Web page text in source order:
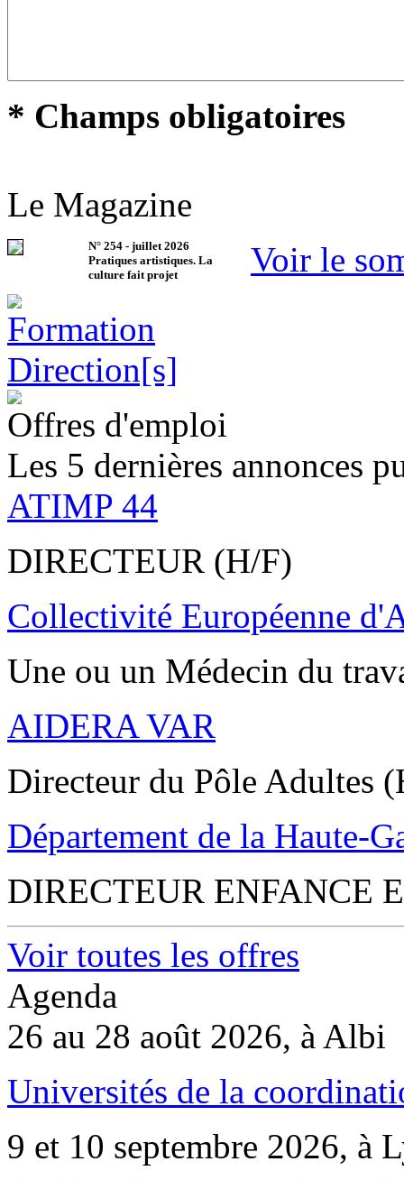
* Champs obligatoires
Le Magazine
N° 254 - juillet 2026
Pratiques artistiques. La
culture fait projet
Voir le
Offres d'emploi
Les 5 dernières annonces
ATIMP 44
DIRECTEUR (H/F)
Collectivité Européenne
Une ou un Médecin du
AIDERA VAR
Directeur du Pôle Adultes
Département de la Haute-
DIRECTEUR ENFANCE
Voir toutes les offres
Agenda
26 au 28 août 2026, à Albi
Universités de la
9 et 10 septembre 2026, à